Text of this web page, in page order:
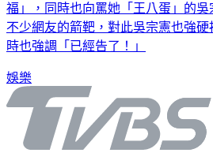
福」，同時也向罵她「王八蛋」的
不少網友的箭靶，對此吳宗憲也強
時也強調「已經告了！」
娛樂